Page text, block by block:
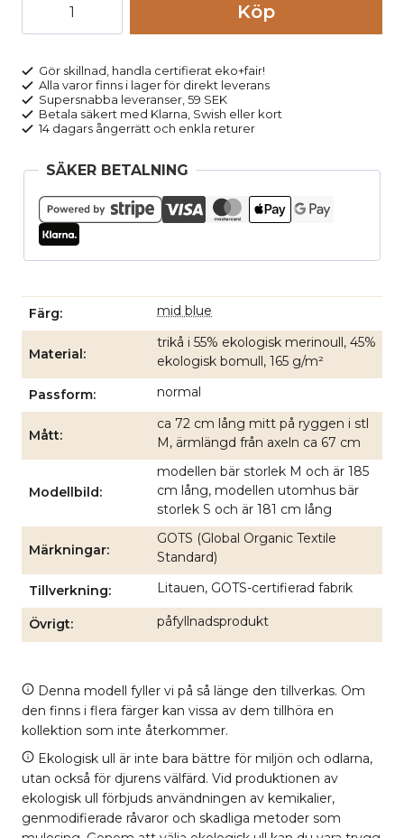
ull/bomull
blå
melerad
mängd
Köp
Gör skillnad, handla certifierat eko+fair!
Alla varor finns i lager för direkt leverans
Supersnabba leveranser, 59 SEK
Betala säkert med Klarna, Swish eller kort
14 dagars ångerrätt och enkla returer
SÄKER BETALNING
Färg mid blue
Material
trikå i 55% ekologisk merinoull, 45%
ekologisk bomull, 165 g/m²
Passform normal
Mått
ca 72 cm lång mitt på ryggen i stl
M, ärmlängd från axeln ca 67 cm
Modellbild
modellen bär storlek M och är 185
cm lång, modellen utomhus bär
storlek S och är 181 cm lång
Märkningar
GOTS (Global Organic Textile
Standard)
Tillverkning Litauen, GOTS-certifierad fabrik
Övrigt påfyllnadsprodukt
Denna modell fyller vi på så länge den tillverkas. Om
den finns i flera färger kan vissa av dem tillhöra en
kollektion som inte återkommer.
Ekologisk ull är inte bara bättre för miljön och odlarna,
utan också för djurens välfärd. Vid produktionen av
ekologisk ull förbjuds användningen av kemikalier,
genmodifierade råvaror och skadliga metoder som